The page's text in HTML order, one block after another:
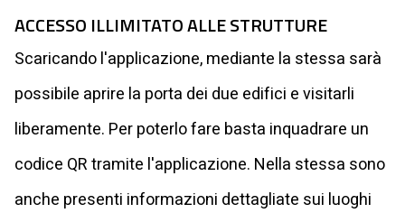
ACCESSO ILLIMITATO ALLE STRUTTURE
Scaricando l'applicazione, mediante la stessa sarà
possibile aprire la porta dei due edifici e visitarli
liberamente. Per poterlo fare basta inquadrare un
codice QR tramite l'applicazione. Nella stessa sono
anche presenti informazioni dettagliate sui luoghi